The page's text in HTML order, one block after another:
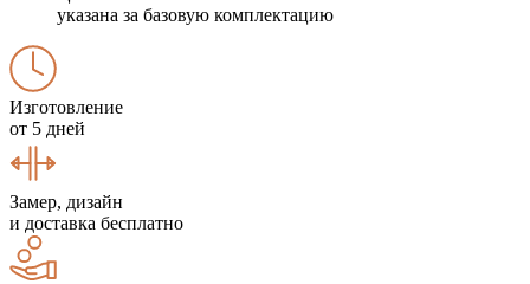
указана за базовую комплектацию
Изготовление
от 5 дней
Замер, дизайн
и доставка бесплатно